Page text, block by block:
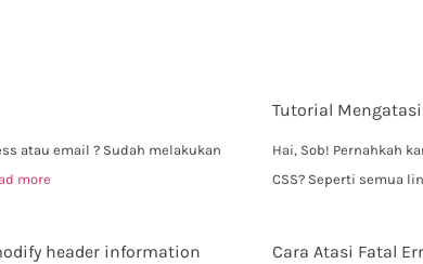
atau email ? Sudah melakukan
more
Tutorial Mengatasi
Hai, Sob! Pernahkah
CSS? Seperti semua
header information Cara Atasi Fatal